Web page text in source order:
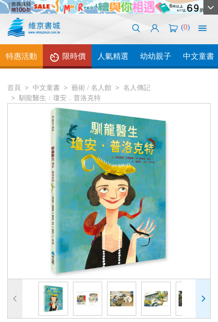
(0)
特惠活動 限時價 人氣精選 幼幼親子 中文童書
首頁 中文童書 藝術 / 名人館
名人傳記
馴龍醫生：瓊安．普洛克特